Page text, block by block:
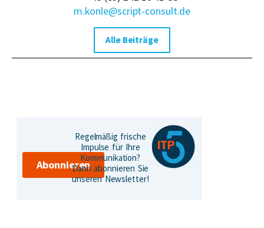
m.konle@script-consult.de
Alle Beiträge
Abonnieren
Regelmäßig frische
Impulse für Ihre
Kommunikation?
Dann abonnieren Sie
unseren Newsletter!